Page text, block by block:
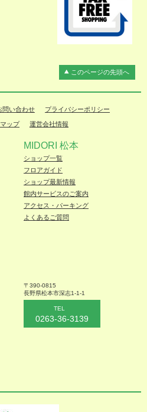
このページの先頭へ
問い合わせ プライバシーポリシー
ップ 運営会社情報
MIDORI 松本
ショップ一覧
フロアガイド
ショップ最新情報
館内サービスのご案内
アクセス・パーキング
よくあるご質問
〒390-0815
長野県松本市深志1-1-1
TEL
0263-36-3139